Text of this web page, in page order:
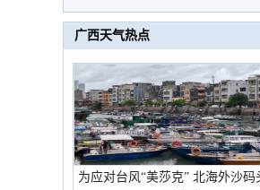
广西天气热点
为应对台风“美莎克” 北海外沙码